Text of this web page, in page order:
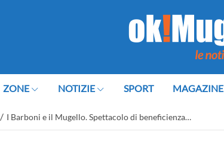
ZONE NOTIZIE SPORT MAGAZINE
/ I Barboni e il Mugello. Spettacolo di beneficienza…